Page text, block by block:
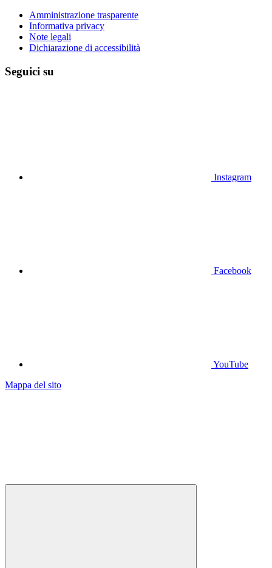
Amministrazione trasparente
Informativa privacy
Note legali
Dichiarazione di accessibilità
Seguici su
Instagram
Facebook
YouTube
Mappa del sito